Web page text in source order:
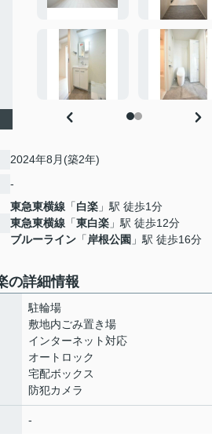
2024年8月(築2年)
-
東急東横線 「白楽 」駅 徒歩1分
東急東横線 「東白楽 」駅 徒歩12分
ブルーライン 「 岸根公園 」駅 徒歩16分
の詳細情報
駐輪場
敷地内ごみ置き場
インターネット対応
オートロック
宅配ボックス
防犯カメラ
-